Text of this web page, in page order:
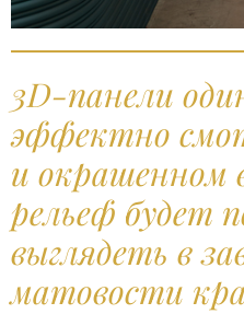
3D-панели
эффектно
и окрашенном
рельеф будет
выглядеть в
матовости